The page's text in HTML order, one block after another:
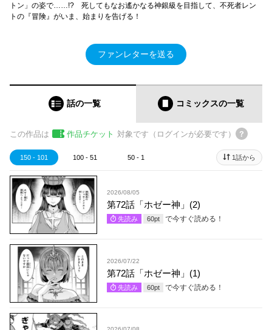
トン」の姿で……!? 死してもなお遙かなる神銀級を目指して、不死者レン
トの『冒険』がいま、始まりを告げる！
ファンレターを送る
話の一覧 コミックスの一覧
この作品は 作品チケット 対象です（ログインが必要です）
150 - 101 100 - 51 50 - 1 1話から
2026/08/05
第72話「ホゼー神」(2)
先読み 60pt で今すぐ読める！
2026/07/22
第72話「ホゼー神」(1)
先読み 60pt で今すぐ読める！